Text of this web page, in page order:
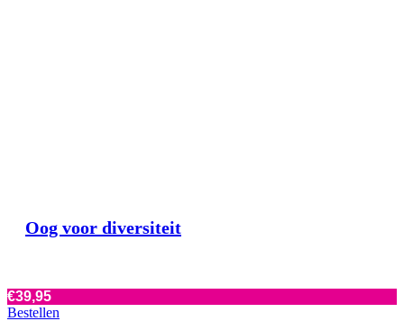
Oog voor diversiteit
€39,95
Bestellen